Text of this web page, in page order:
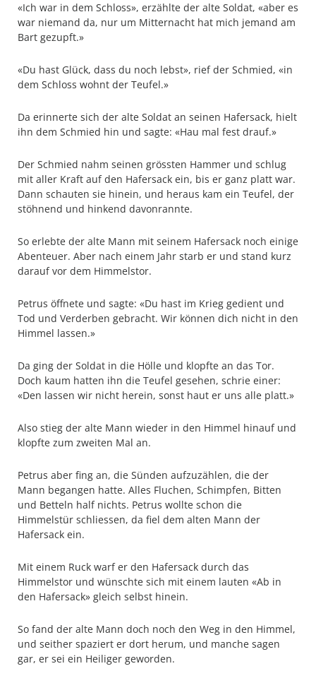
«Ich war in dem Schloss», erzählte der alte Soldat, «aber es
war niemand da, nur um Mitternacht hat mich jemand am
Bart gezupft.»
«Du hast Glück, dass du noch lebst», rief der Schmied, «in
dem Schloss wohnt der Teufel.»
Da erinnerte sich der alte Soldat an seinen Hafersack, hielt
ihn dem Schmied hin und sagte: «Hau mal fest drauf.»
Der Schmied nahm seinen grössten Hammer und schlug
mit aller Kraft auf den Hafersack ein, bis er ganz platt war.
Dann schauten sie hinein, und heraus kam ein Teufel, der
stöhnend und hinkend davonrannte.
So erlebte der alte Mann mit seinem Hafersack noch einige
Abenteuer. Aber nach einem Jahr starb er und stand kurz
darauf vor dem Himmelstor.
Petrus öffnete und sagte: «Du hast im Krieg gedient und
Tod und Verderben gebracht. Wir können dich nicht in den
Himmel lassen.»
Da ging der Soldat in die Hölle und klopfte an das Tor.
Doch kaum hatten ihn die Teufel gesehen, schrie einer:
«Den lassen wir nicht herein, sonst haut er uns alle platt.»
Also stieg der alte Mann wieder in den Himmel hinauf und
klopfte zum zweiten Mal an.
Petrus aber fing an, die Sünden aufzuzählen, die der
Mann begangen hatte. Alles Fluchen, Schimpfen, Bitten
und Betteln half nichts. Petrus wollte schon die
Himmelstür schliessen, da fiel dem alten Mann der
Hafersack ein.
Mit einem Ruck warf er den Hafersack durch das
Himmelstor und wünschte sich mit einem lauten «Ab in
den Hafersack» gleich selbst hinein.
So fand der alte Mann doch noch den Weg in den Himmel,
und seither spaziert er dort herum, und manche sagen
gar, er sei ein Heiliger geworden.